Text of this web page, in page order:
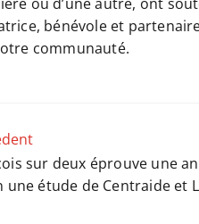
bénévole et
communauté.
sur deux éprouve une
étude de Centraide et